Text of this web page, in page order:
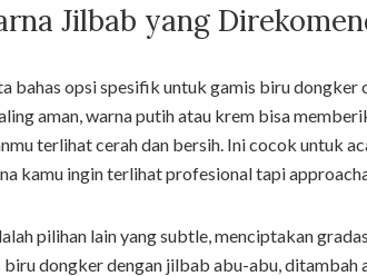
Jilbab yang
bahas opsi spesifik untuk gamis biru dongker
aman, warna putih atau krem bisa
terlihat cerah dan bersih. Ini cocok untuk
kamu ingin terlihat profesional tapi
pilihan lain yang subtle, menciptakan
biru dongker dengan jilbab abu-abu, ditambah